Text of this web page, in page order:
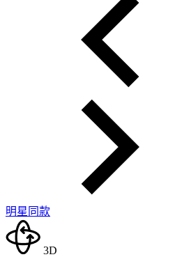
明星同款
3D